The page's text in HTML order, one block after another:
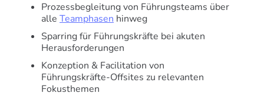
Prozessbegleitung von Führungsteams über
alle Teamphasen hinweg
Sparring für Führungskräfte bei akuten
Herausforderungen
Konzeption & Facilitation von
Führungskräfte-Offsites zu relevanten
Fokusthemen